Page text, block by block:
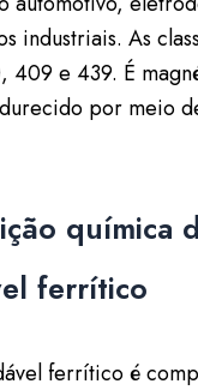
industriais. As
409 e 439. É
por meio
química
ferrítico
ferrítico é